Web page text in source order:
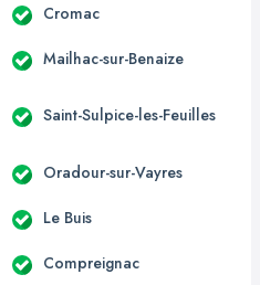
Cromac
Mailhac-sur-Benaize
Saint-Sulpice-les-Feuilles
Oradour-sur-Vayres
Le Buis
Compreignac